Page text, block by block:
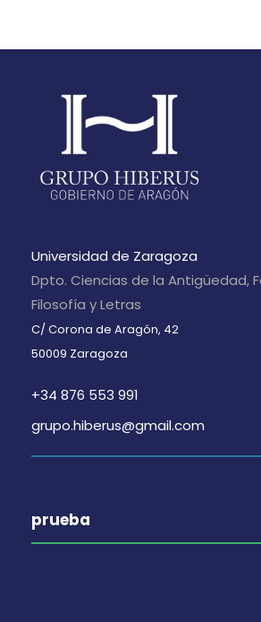
s
e
a
y
v
i
s
a
s
s
d
e
E
v
e
n
t
o
E
e
n
t
o
s
Universidad de Zaragoza
Dpto. Ciencias de la Antigüedad,
Filosofía y Letras
C/ Corona de Aragón, 42
50009 Zaragoza
+34 876 553 991
grupo.hiberus@gmail.com
prueba